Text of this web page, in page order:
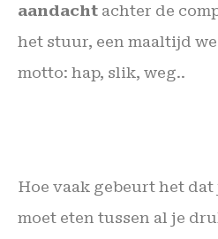
aandacht achter de
het stuur, een maaltijd
motto: hap, slik, weg..
Hoe vaak gebeurt het dat
moet eten tussen al je